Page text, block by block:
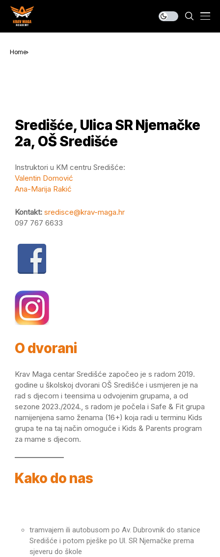
Home
Središće, Ulica SR Njemačke
2a, OŠ Središće
Instruktori u KM centru Središće:
Valentin Domović
Ana-Marija Rakić
Kontakt: sredisce@krav-maga.hr
097 767 6633
O dvorani
Krav Maga centar Središće započeo je s radom 2019.
godine u školskoj dvorani OŠ Središće i usmjeren je na
rad s djecom i teensima u odvojenim grupama, a od
sezone 2023./2024., s radom je počela i Safe & Fit grupa
namijenjena samo ženama (16+) koja radi u terminu Kids
grupa te na taj način omoguće i Kids & Parents program
za mame s djecom.
Kako do nas
tramvajem ili autobusom po Av. Dubrovnik do stanice
Središće i potom pješke po Ul. SR Njemačke prema
sjeveru do škole